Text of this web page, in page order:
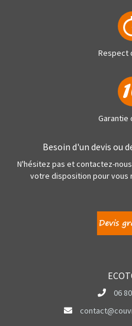
Respect
Garantie
Besoin d'un devis ou
N'hésitez pas et contactez-
votre disposition pour vous
06